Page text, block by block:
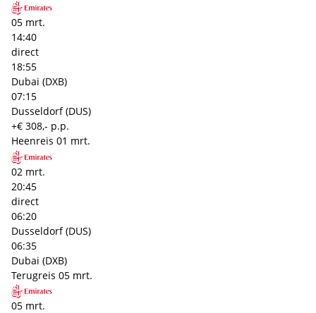
05 mrt.
14:40
direct
18:55
Dubai (DXB)
07:15
Dusseldorf (DUS)
+€ 308,- p.p.
Heenreis 01 mrt.
02 mrt.
20:45
direct
06:20
Dusseldorf (DUS)
06:35
Dubai (DXB)
Terugreis 05 mrt.
05 mrt.